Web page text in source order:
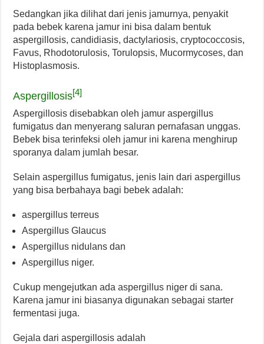
Sedangkan jika dilihat dari jenis jamurnya, penyakit
pada bebek karena jamur ini bisa dalam bentuk
aspergillosis, candidiasis, dactylariosis, cryptococcosis,
Favus, Rhodotorulosis, Torulopsis, Mucormycoses, dan
Histoplasmosis.
Aspergillosis[4]
Aspergillosis disebabkan oleh jamur aspergillus
fumigatus dan menyerang saluran pernafasan unggas.
Bebek bisa terinfeksi oleh jamur ini karena menghirup
sporanya dalam jumlah besar.
Selain aspergillus fumigatus, jenis lain dari aspergillus
yang bisa berbahaya bagi bebek adalah:
aspergillus terreus
Aspergillus Glaucus
Aspergillus nidulans dan
Aspergillus niger.
Cukup mengejutkan ada aspergillus niger di sana.
Karena jamur ini biasanya digunakan sebagai starter
fermentasi juga.
Gejala dari aspergillosis adalah